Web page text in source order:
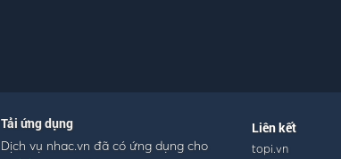
Tải ứng dụng
Dịch vụ nhac.vn đã có ứng dụng cho
Liên kết
topi.vn